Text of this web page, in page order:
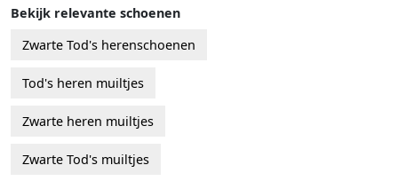
Bekijk relevante schoenen
Zwarte Tod's herenschoenen
Tod's heren muiltjes
Zwarte heren muiltjes
Zwarte Tod's muiltjes